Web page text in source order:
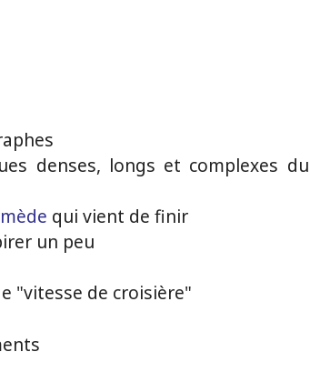
denses, longs et complexes du
qui vient de finir
un peu
"vitesse de croisière"